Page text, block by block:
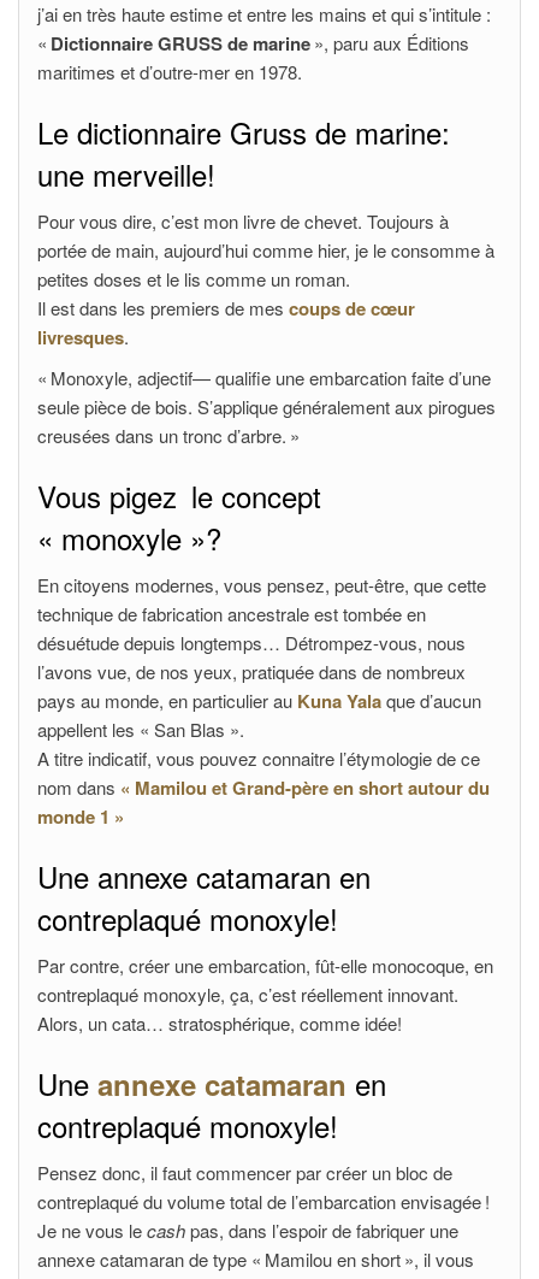
j’ai en très haute estime et entre les mains et qui s’intitule :
« Dictionnaire GRUSS de marine», paru aux Éditions
maritimes et d’outre-mer en 1978.
Le dictionnaire Gruss de marine:
une merveille!
Pour vous dire, c’est mon livre de chevet. Toujours à
portée de main, aujourd’hui comme hier, je le consomme à
petites doses et le lis comme un roman.
Il est dans les premiers de mes coups de cœur
livresques.
« Monoxyle, adjectif— qualifie une embarcation faite d’une
seule pièce de bois. S’applique généralement aux pirogues
creusées dans un tronc d’arbre. »
Vous pigez le concept
« monoxyle »?
En citoyens modernes, vous pensez, peut-être, que cette
technique de fabrication ancestrale est tombée en
désuétude depuis longtemps… Détrompez-vous, nous
l’avons vue, de nos yeux, pratiquée dans de nombreux
pays au monde, en particulier au Kuna Yalaque d’aucun
appellent les « San Blas ».
A titre indicatif, vous pouvez connaitre l’étymologie de ce
nom dans « Mamilou et Grand-père en short autour du
monde 1 »
Une annexe catamaran en
contreplaqué monoxyle!
Par contre, créer une embarcation, fût-elle monocoque, en
contreplaqué monoxyle, ça, c’est réellement innovant.
Alors, un cata… stratosphérique, comme idée!
Une annexe catamaran en
contreplaqué monoxyle!
Pensez donc, il faut commencer par créer un bloc de
contreplaqué du volume total de l’embarcation envisagée !
Je ne vous lecashpas, dans l’espoir de fabriquer une
annexe catamaran de type « Mamilou en short », il vous